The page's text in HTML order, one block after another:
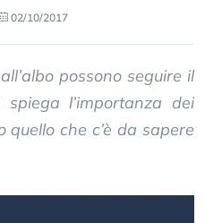
02/10/2017
possono seguire il
l’importanza dei
che c’è da sapere